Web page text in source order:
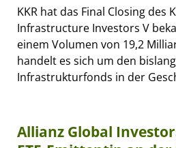
KKR hat das Final Closing des
Infrastructure Investors V
einem Volumen von 19,2
handelt es sich um den
Infrastrukturfonds in der
Allianz Global